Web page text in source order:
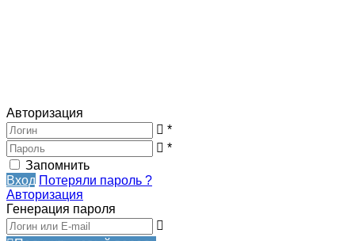
Авторизация
*
*
Запомнить
Вход Потеряли пароль ?
Авторизация
Генерация пароля